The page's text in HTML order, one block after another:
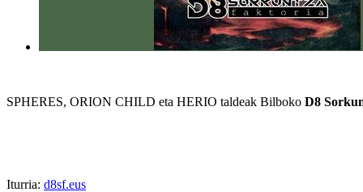
SPHERES, ORION CHILD eta HERIO taldeak Bilboko D8
Iturria: d8sf.eus